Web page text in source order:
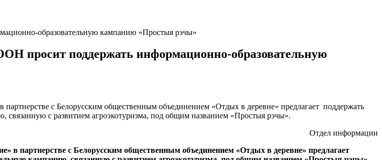
образовательную кампанию «Простыя рэчы»
просит поддержать информационно-образовательную
с Белорусским общественным объединением «Отдых в деревне» предлагает поддержать
с развитием агроэкотуризма, под общим названием «Простыя рэчы».
Отдел информации
в партнерстве с Белорусским общественным объединением «Отдых в деревне» предлагает